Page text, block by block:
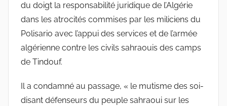
du doigt la responsabilité juridique de l’Algérie
dans les atrocités commises par les miliciens du
Polisario avec l’appui des services et de l’armée
algérienne contre les civils sahraouis des camps
de Tindouf.
Il a condamné au passage, « le mutisme des soi-
disant défenseurs du peuple sahraoui sur les